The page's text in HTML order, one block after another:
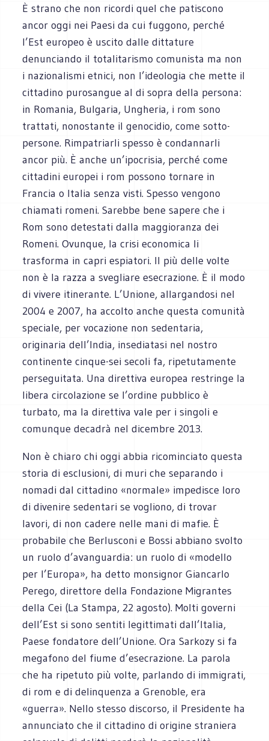
È strano che non ricordi quel che patiscono
ancor oggi nei Paesi da cui fuggono, perché
l’Est europeo è uscito dalle dittature
denunciando il totalitarismo comunista ma non
i nazionalismi etnici, non l’ideologia che mette il
cittadino purosangue al di sopra della persona:
in Romania, Bulgaria, Ungheria, i rom sono
trattati, nonostante il genocidio, come sotto-
persone. Rimpatriarli spesso è condannarli
ancor più. È anche un’ipocrisia, perché come
cittadini europei i rom possono tornare in
Francia o Italia senza visti. Spesso vengono
chiamati romeni. Sarebbe bene sapere che i
Rom sono detestati dalla maggioranza dei
Romeni. Ovunque, la crisi economica li
trasforma in capri espiatori. Il più delle volte
non è la razza a svegliare esecrazione. È il modo
di vivere itinerante. L’Unione, allargandosi nel
2004 e 2007, ha accolto anche questa comunità
speciale, per vocazione non sedentaria,
originaria dell’India, insediatasi nel nostro
continente cinque-sei secoli fa, ripetutamente
perseguitata. Una direttiva europea restringe la
libera circolazione se l’ordine pubblico è
turbato, ma la direttiva vale per i singoli e
comunque decadrà nel dicembre 2013.
Non è chiaro chi oggi abbia ricominciato questa
storia di esclusioni, di muri che separando i
nomadi dal cittadino «normale» impedisce loro
di divenire sedentari se vogliono, di trovar
lavori, di non cadere nelle mani di mafie. È
probabile che Berlusconi e Bossi abbiano svolto
un ruolo d’avanguardia: un ruolo di «modello
per l’Europa», ha detto monsignor Giancarlo
Perego, direttore della Fondazione Migrantes
della Cei (La Stampa, 22 agosto). Molti governi
dell’Est si sono sentiti legittimati dall’Italia,
Paese fondatore dell’Unione. Ora Sarkozy si fa
megafono del fiume d’esecrazione. La parola
che ha ripetuto più volte, parlando di immigrati,
di rom e di delinquenza a Grenoble, era
«guerra». Nello stesso discorso, il Presidente ha
annunciato che il cittadino di origine straniera